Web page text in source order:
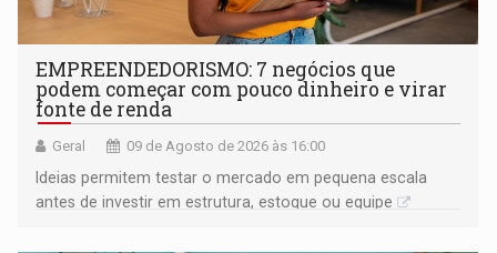
EMPREENDEDORISMO: 7 negócios que
podem começar com pouco dinheiro e virar
fonte de renda
Geral 09 de Agosto de 2026 às 16:00
Ideias permitem testar o mercado em pequena escala
antes de investir em estrutura, estoque ou equipe